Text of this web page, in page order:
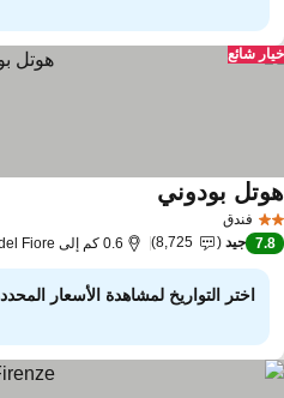
شائع
فندق
بودوني
7.8 جيد 8,725 0.6 كم إلى Cattedrale di Santa Maria del Fiore
اختر التواريخ لمشاهدة الأسعار المحددة